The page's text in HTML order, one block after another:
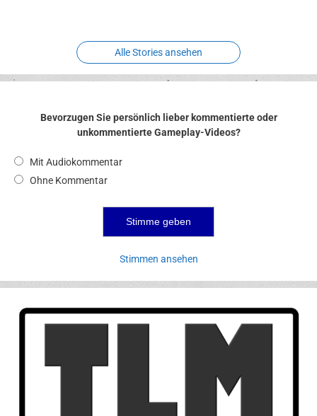
Alle Stories ansehen
Bevorzugen Sie persönlich lieber kommentierte oder
unkommentierte Gameplay-Videos?
Mit Audiokommentar
Ohne Kommentar
Stimmen ansehen